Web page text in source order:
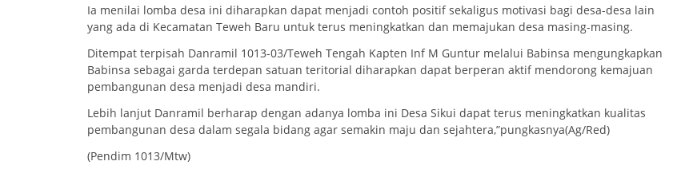
Ia menilai lomba desa ini diharapkan dapat menjadi contoh positif sekaligus motivasi bagi desa-desa lain
yang ada di Kecamatan Teweh Baru untuk terus meningkatkan dan memajukan desa masing-masing.
Ditempat terpisah Danramil 1013-03/Teweh Tengah Kapten Inf M Guntur melalui Babinsa mengungkapkan
Babinsa sebagai garda terdepan satuan teritorial diharapkan dapat berperan aktif mendorong kemajuan
pembangunan desa menjadi desa mandiri.
Lebih lanjut Danramil berharap dengan adanya lomba ini Desa Sikui dapat terus meningkatkan kualitas
pembangunan desa dalam segala bidang agar semakin maju dan sejahtera,”pungkasnya(Ag/Red)
(Pendim 1013/Mtw)